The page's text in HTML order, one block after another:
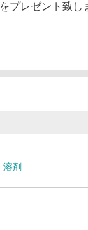
プレゼント致し
溶剤